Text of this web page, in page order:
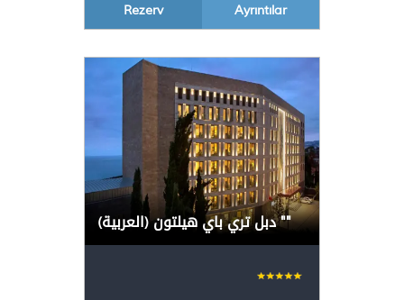
Rezerv Ayrıntılar
(العربية) دبل تري باي هيلتون ""